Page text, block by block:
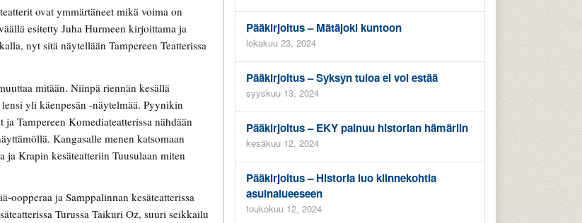
ovat ymmärtäneet mikä voima on
esitetty Juha Hurmeen kirjoittama ja
nyt sitä näytellään Tampereen Teatterissa
mitään. Niinpä riennän kesällä
yli käenpesän -näytelmää. Pyynikin
Tampereen Komediateatterissa nähdään
Kangasalle menen katsomaan
ja Krapin kesäteatteriin Tuusulaan miten
oopperaa ja Samppalinnan kesäteatterissa
Turussa Taikuri Oz, suuri seikkailu
Pääkirjoitus – Mätäjoki kuntoon
lokakuu 23, 2024
Pääkirjoitus – Syksyn tuloa ei voi estää
syyskuu 13, 2024
Pääkirjoitus – EKY painuu historian hämäriin
kesäkuu 12, 2024
Pääkirjoitus – Historia luo kiinnekohtia
asuinalueeseen
toukokuu 12, 2024